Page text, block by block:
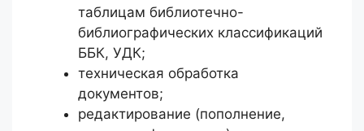
таблицам библиотечно-
библиографических классификаций
ББК, УДК;
техническая обработка
документов;
редактирование (пополнение,